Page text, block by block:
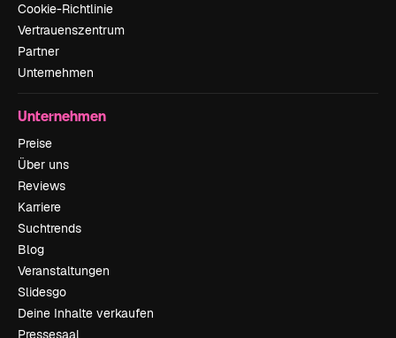
Cookie-Richtlinie
Vertrauenszentrum
Partner
Unternehmen
Unternehmen
Preise
Über uns
Reviews
Karriere
Suchtrends
Blog
Veranstaltungen
Slidesgo
Deine Inhalte verkaufen
Pressesaal